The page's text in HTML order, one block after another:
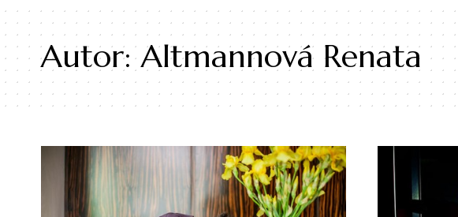
Autor:Altmannová Renata